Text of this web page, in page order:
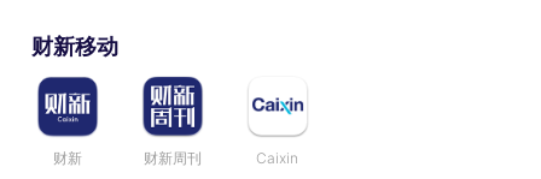
财新移动
财新 财新周刊 Caixin